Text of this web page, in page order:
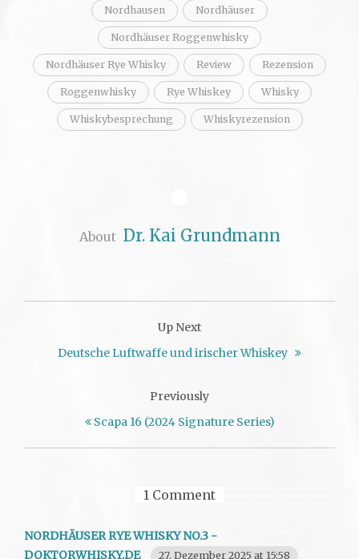
Nordhausen Nordhäuser
Nordhäuser Roggenwhisky
Nordhäuser Rye Whisky Review Rezension
Roggenwhisky Rye Whiskey Whisky
Whiskybesprechung Whiskyrezension
About Dr. Kai Grundmann
Up Next
Deutsche Luftwaffe und irischer Whiskey
Previously
Scapa 16 (2024 Signature Series)
1 Comment
NORDHÄUSER RYE WHISKY NO.3 -
DOKTORWHISKY.DE
27. Dezember 2025 at 15:58